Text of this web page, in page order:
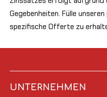
Gegebenheiten. Fülle unseren
spezifische Offerte zu
UNTERNEHMEN